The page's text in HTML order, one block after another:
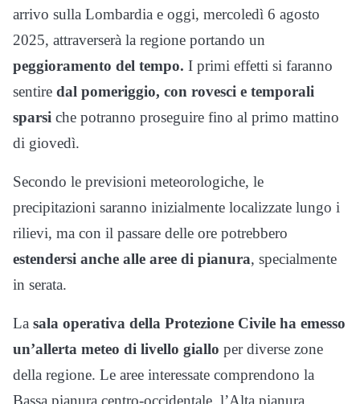
arrivo sulla Lombardia e oggi, mercoledì 6 agosto
2025, attraverserà la regione portando un
peggioramento del tempo. I primi effetti si faranno
sentire dal pomeriggio, con rovesci e temporali
sparsi che potranno proseguire fino al primo mattino
di giovedì.
Secondo le previsioni meteorologiche, le
precipitazioni saranno inizialmente localizzate lungo i
rilievi, ma con il passare delle ore potrebbero
estendersi anche alle aree di pianura, specialmente
in serata.
La sala operativa della Protezione Civile ha emesso
un’allerta meteo di livello giallo per diverse zone
della regione. Le aree interessate comprendono la
Bassa pianura centro-occidentale, l’Alta pianura